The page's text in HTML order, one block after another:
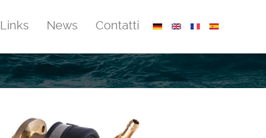
Links News Contatti